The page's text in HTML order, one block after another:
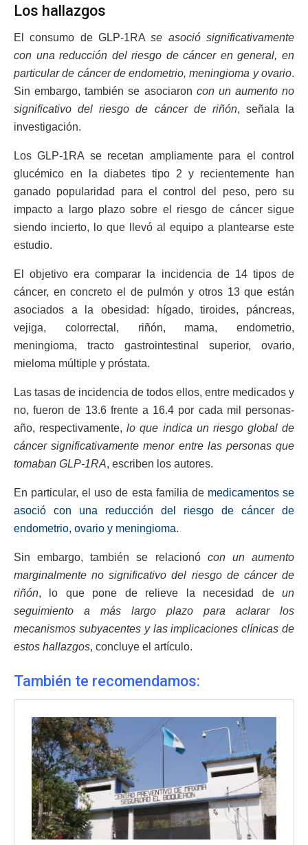
Los hallazgos
El consumo de GLP-1RAse asoció significativamente
con una reducción del riesgo de cáncer en general, en
particular de cáncer de endometrio, meningioma y ovario.
Sin embargo, también se asociaron con un aumento no
significativo del riesgo de cáncer de riñón, señala la
investigación.
Los GLP-1RA se recetan ampliamente para el control
glucémico en la diabetes tipo 2 y recientemente han
ganado popularidad para el control del peso, pero su
impacto a largo plazo sobre el riesgo de cáncer sigue
siendo incierto, lo que llevó al equipo a plantearse este
estudio.
El objetivo era comparar la incidencia de 14 tipos de
cáncer, en concreto el de pulmón y otros 13 que están
asociados a la obesidad: hígado, tiroides, páncreas,
vejiga, colorrectal, riñón, mama, endometrio,
meningioma, tracto gastrointestinal superior, ovario,
mieloma múltiple y próstata.
Las tasas de incidencia de todos ellos, entre medicados y
no, fueron de 13.6 frente a 16.4 por cada mil personas-
año, respectivamente,lo que indica un riesgo global de
cáncer significativamente menor entre las personas que
tomaban GLP-1RA, escriben los autores.
En particular, el uso de esta familia de medicamentos se
asoció con una reducción del riesgo de cáncer de
endometrio, ovario y meningioma.
Sin embargo, también se relacionó con un aumento
marginalmente no significativo del riesgo de cáncer de
riñón, lo que pone de relieve la necesidad de un
seguimiento a más largo plazo para aclarar los
mecanismos subyacentes y las implicaciones clínicas de
estos hallazgos, concluye el artículo.
También te recomendamos: